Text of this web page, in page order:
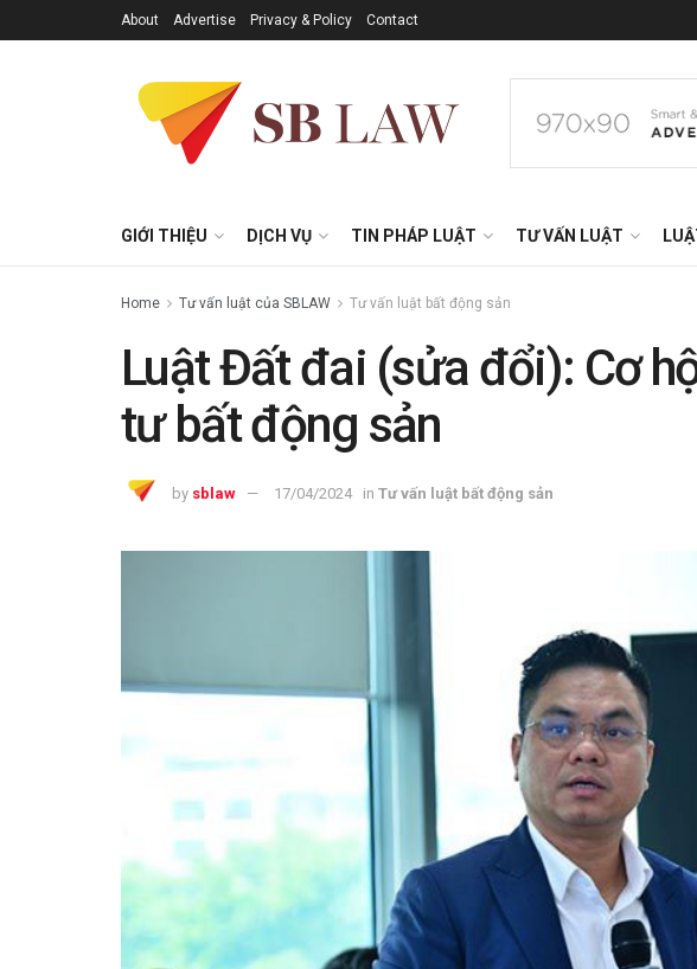
About Advertise Privacy & Policy Contact
GIỚI THIỆU DỊCH VỤ TIN PHÁP LUẬT TƯ VẤN LUẬT
Home Tư vấn luật của SBLAW Tư vấn luật bất động sản
Luật Đất đai (sửa đổi): Cơ
tư bất động sản
by sblaw 17/04/2024 in Tư vấn luật bất động sản